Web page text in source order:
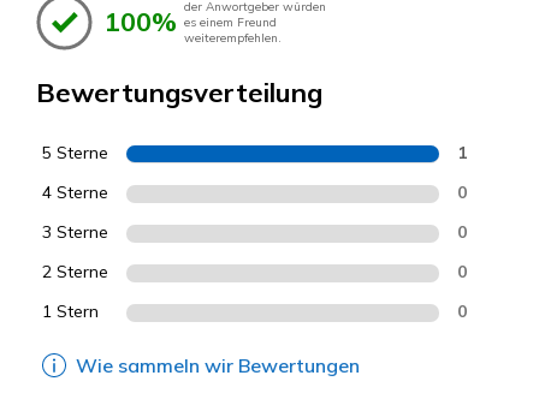
100% der Anwortgeber würden
es einem Freund
weiterempfehlen.
Bewertungsverteilung
5 Sterne 1
4 Sterne 0
3 Sterne 0
2 Sterne 0
1 Stern 0
Wie sammeln wir Bewertungen